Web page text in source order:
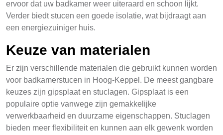
ervoor dat uw badkamer weer uiteraard en schoon lijkt.
Verder biedt stucen een goede isolatie, wat bijdraagt aan
een energiezuiniger huis.
Keuze van materialen
Er zijn verschillende materialen die gebruikt kunnen worden
voor badkamerstucen in Hoog-Keppel. De meest gangbare
keuzes zijn gipsplaat en stuclagen. Gipsplaat is een
populaire optie vanwege zijn gemakkelijke
verwerkbaarheid en duurzame eigenschappen. Stuclagen
bieden meer flexibiliteit en kunnen aan elk gewenk worden